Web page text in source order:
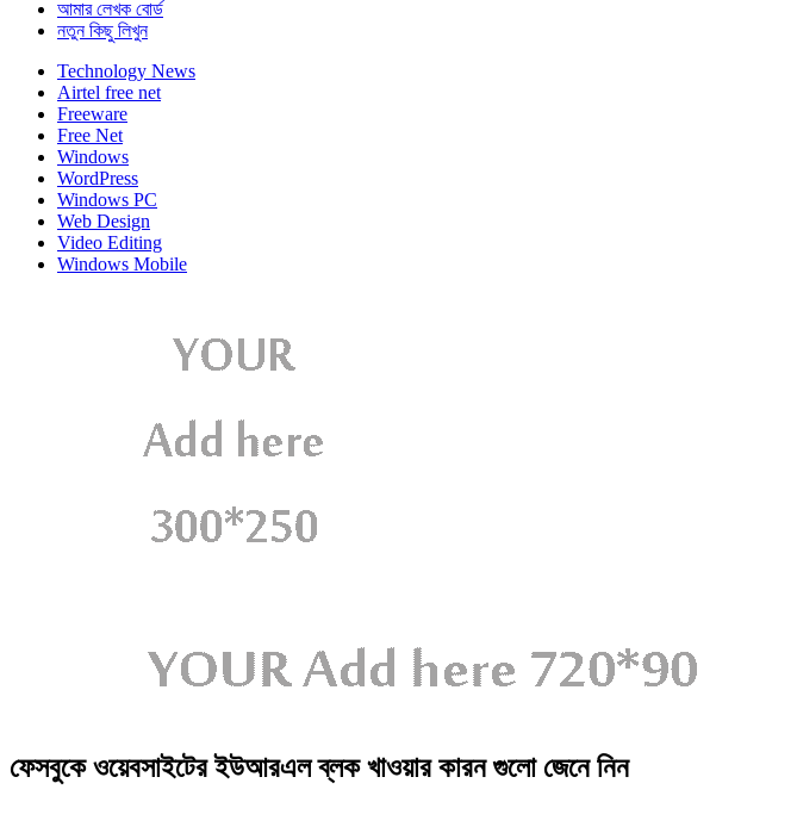
আমার লেখক বোর্ড
নতুন কিছু লিখুন
Technology News
Airtel free net
Freeware
Free Net
Windows
WordPress
Windows PC
Web Design
Video Editing
Windows Mobile
ফেসবুকে ওয়েবসাইটের ইউআরএল ব্লক খাওয়ার কারন গুলো জেনে নিন